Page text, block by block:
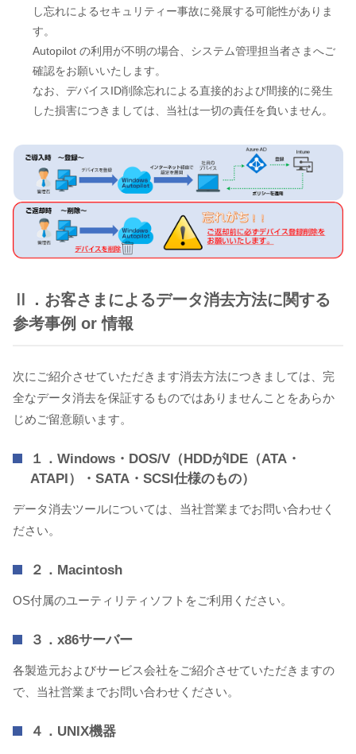
し忘れによるセキュリティー事故に発展する可能性がありま
す。
Autopilot の利用が不明の場合、システム管理担当者さまへご
確認をお願いいたします。
なお、デバイスID削除忘れによる直接的および間接的に発生
した損害につきましては、当社は一切の責任を負いません。
Ⅱ．お客さまによるデータ消去方法に関する
参考事例 or 情報
次にご紹介させていただきます消去方法につきましては、完
全なデータ消去を保証するものではありませんことをあらか
じめご留意願います。
１．Windows・DOS/V（HDDがIDE（ATA・
ATAPI）・SATA・SCSI仕様のもの）
データ消去ツールについては、当社営業までお問い合わせく
ださい。
２．Macintosh
OS付属のユーティリティソフトをご利用ください。
３．x86サーバー
各製造元およびサービス会社をご紹介させていただきますの
で、当社営業までお問い合わせください。
４．UNIX機器